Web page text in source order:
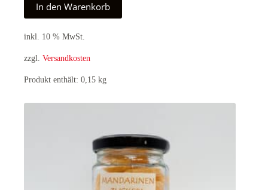
In den Warenkorb
inkl. 10 % MwSt.
zzgl. Versandkosten
Produkt enthält: 0,15 kg